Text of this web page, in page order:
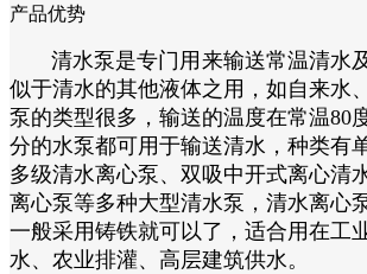
产品优势
清水泵是专门用来输送常温清水
似于清水的其他液体之用，如自来水
泵的类型很多，输送的温度在常温80
分的水泵都可用于输送清水，种类有
多级清水离心泵、双吸中开式离心清
离心泵等多种大型清水泵，清水离心
一般采用铸铁就可以了，适合用在工
水、农业排灌、高层建筑供水。